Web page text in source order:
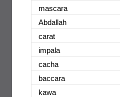
mascara
Abdallah
carat
impala
cacha
baccara
kawa